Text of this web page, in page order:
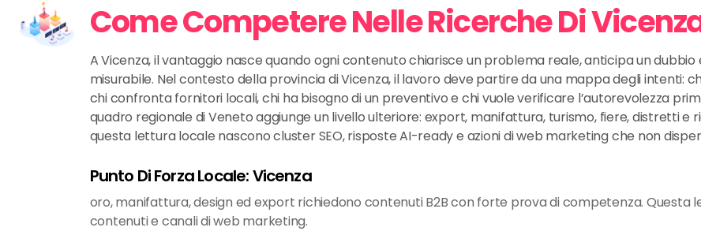
Come Competere Nelle Ricerche Di
A Vicenza, il vantaggio nasce quando ogni contenuto chiarisce un problema reale, anticipa un dubbio
misurabile. Nel contesto della provincia di Vicenza, il lavoro deve partire da una mappa degli intenti:
chi confronta fornitori locali, chi ha bisogno di un preventivo e chi vuole verificare l’autorevolezza
quadro regionale di Veneto aggiunge un livello ulteriore: export, manifattura, turismo, fiere, distretti e
questa lettura locale nascono cluster SEO, risposte AI-ready e azioni di web marketing che non
Punto Di Forza Locale: Vicenza
oro, manifattura, design ed export richiedono contenuti B2B con forte prova di competenza. Questa
contenuti e canali di web marketing.